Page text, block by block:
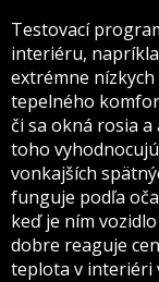
Testovací
interiéru,
extrémne
tepelného
či sa okná rosia
toho
vonkajších
funguje podľa
keď je ním
dobre reaguje
teplota v interiéri